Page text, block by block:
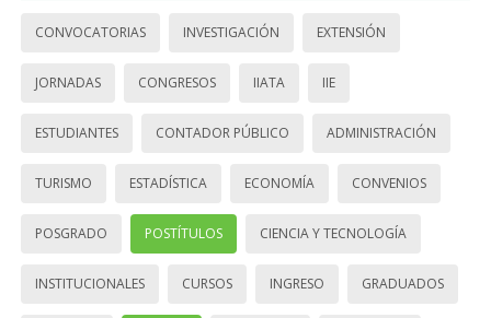
CONVOCATORIAS INVESTIGACIÓN EXTENSIÓN
JORNADAS CONGRESOS IIATA IIE
ESTUDIANTES CONTADOR PÚBLICO ADMINISTRACIÓN
TURISMO ESTADÍSTICA ECONOMÍA CONVENIOS
POSGRADO POSTÍTULOS CIENCIA Y TECNOLOGÍA
INSTITUCIONALES CURSOS INGRESO GRADUADOS